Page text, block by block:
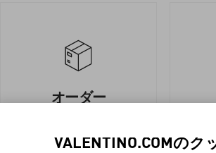
オーダー
VALENTINO.COMの